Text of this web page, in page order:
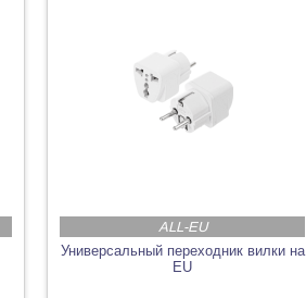
ALL-EU
Универсальный переходник вилки на
EU